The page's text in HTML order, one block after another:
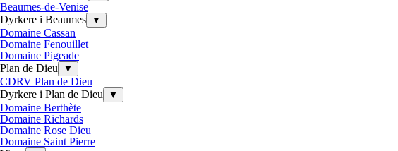
Beaumes-de-Venise
Dyrkere i Beaumes
▼
Domaine Cassan
Domaine Fenouillet
Domaine Pigeade
Plan de Dieu
▼
CDRV Plan de Dieu
Dyrkere i Plan de Dieu
▼
Domaine Berthète
Domaine Richards
Domaine Rose Dieu
Domaine Saint Pierre